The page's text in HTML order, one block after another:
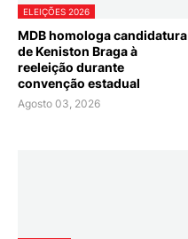
ELEIÇÕES 2026
MDB homologa candidatura
de Keniston Braga à
reeleição durante
convenção estadual
Agosto 03, 2026